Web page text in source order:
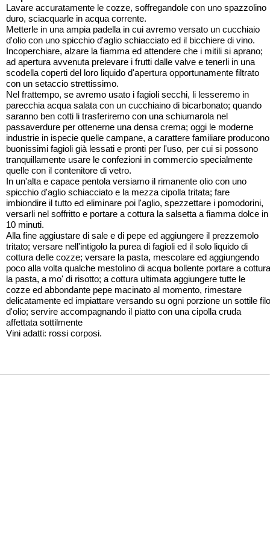
Lavare accuratamente le cozze, soffregandole con uno spazzolino
duro, sciacquarle in acqua corrente.
Metterle in una ampia padella in cui avremo versato un cucchiaio
d'olio con uno spicchio d'aglio schiacciato ed il bicchiere di vino.
Incoperchiare, alzare la fiamma ed attendere che i mitili si aprano;
ad apertura avvenuta prelevare i frutti dalle valve e tenerli in una
scodella coperti del loro liquido d'apertura opportunamente filtrato
con un setaccio strettissimo.
Nel frattempo, se avremo usato i fagioli secchi, li lesseremo in
parecchia acqua salata con un cucchiaino di bicarbonato; quando
saranno ben cotti li trasferiremo con una schiumarola nel
passaverdure per ottenerne una densa crema; oggi le moderne
industrie in ispecie quelle campane, a carattere familiare producono
buonissimi fagioli già lessati e pronti per l'uso, per cui si possono
tranquillamente usare le confezioni in commercio specialmente
quelle con il contenitore di vetro.
In un'alta e capace pentola versiamo il rimanente olio con uno
spicchio d'aglio schiacciato e la mezza cipolla tritata; fare
imbiondire il tutto ed eliminare poi l'aglio, spezzettare i pomodorini,
versarli nel soffritto e portare a cottura la salsetta a fiamma dolce in
10 minuti.
Alla fine aggiustare di sale e di pepe ed aggiungere il prezzemolo
tritato; versare nell'intigolo la purea di fagioli ed il solo liquido di
cottura delle cozze; versare la pasta, mescolare ed aggiungendo
poco alla volta qualche mestolino di acqua bollente portare a cottura
la pasta, a mo' di risotto; a cottura ultimata aggiungere tutte le
cozze ed abbondante pepe macinato al momento, rimestare
delicatamente ed impiattare versando su ogni porzione un sottile filo
d'olio; servire accompagnando il piatto con una cipolla cruda
affettata sottilmente
Vini adatti: rossi corposi.